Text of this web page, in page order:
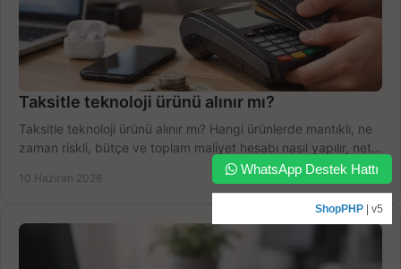
Taksitle teknoloji ürünü alınır mı?
Taksitle teknoloji ürünü alınır mı? Hangi ürünlerde mantıklı, ne
zaman riskli, bütçe ve toplam maliyet hesabı nasıl yapılır, net
10 Haziran 2026
WhatsApp Destek Hattı
ShopPHP | v5